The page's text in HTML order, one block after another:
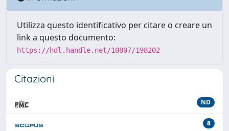
Utilizza questo identificativo per citare o creare un
link a questo documento:
https://hdl.handle.net/10807/198202
Citazioni
ND
8